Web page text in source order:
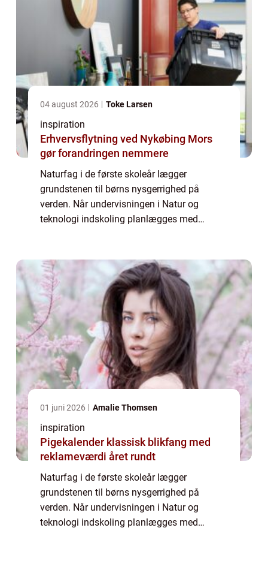
04 august 2026 Toke Larsen
inspiration
Erhvervsflytning ved Nykøbing Mors
gør forandringen nemmere
Naturfag i de første skoleår lægger
grundstenen til børns nysgerrighed på
verden. Når undervisningen i Natur og
teknologi indskoling planlægges med
og mod på a...
01 juni 2026 Amalie Thomsen
inspiration
Pigekalender klassisk blikfang med
reklameværdi året rundt
Naturfag i de første skoleår lægger
grundstenen til børns nysgerrighed på
verden. Når undervisningen i Natur og
teknologi indskoling planlægges med